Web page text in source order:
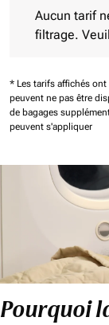
Aucun tarif
filtrage.
* Les tarifs affichés ont
peuvent ne pas être
de bagages
peuvent s'appliquer
Pourquoi